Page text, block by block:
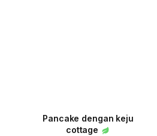
Pancake dengan keju
cottage